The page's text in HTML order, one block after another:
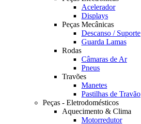
Acelerador
Displays
Peças Mecânicas
Descanso / Suporte
Guarda Lamas
Rodas
Câmaras de Ar
Pneus
Travões
Manetes
Pastilhas de Travão
Peças - Eletrodomésticos
Aquecimento & Clima
Motorredutor